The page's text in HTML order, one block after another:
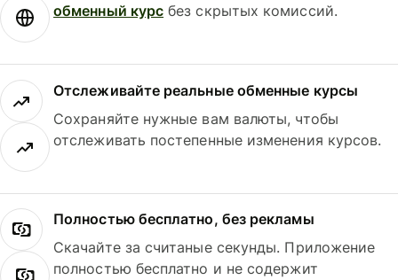
обменный курс без скрытых комиссий.
Отслеживайте реальные обменные курсы
Сохраняйте нужные вам валюты, чтобы
отслеживать постепенные изменения курсов.
Полностью бесплатно, без рекламы
Скачайте за считаные секунды. Приложение
полностью бесплатно и не содержит